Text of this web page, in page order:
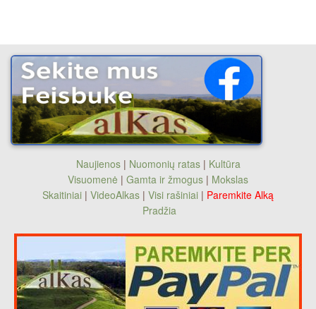
Naujienos| Nuomonių ratas| Kultūra
Visuomenė | Gamta ir žmogus | Mokslas
Skaitiniai | VideoAlkas | Visi rašiniai | Paremkite Alką
Pradžia